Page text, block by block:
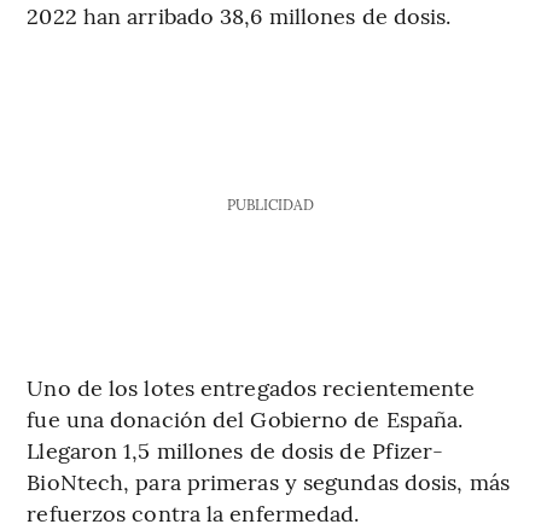
2022 han arribado 38,6 millones de dosis.
PUBLICIDAD
Uno de los lotes entregados recientemente
fue una donación del Gobierno de España.
Llegaron 1,5 millones de dosis de Pfizer-
BioNtech, para primeras y segundas dosis, más
refuerzos contra la enfermedad.